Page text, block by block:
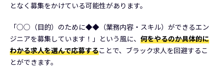
となく募集をかけている可能性があります。
「○○（目的）のために◆◆（業務内容・スキル）ができるエン
ジニアを募集しています！」という風に、 何をやるのか具体的に
わかる求人を選んで応募することで、ブラック求人を回避するこ
とができます。